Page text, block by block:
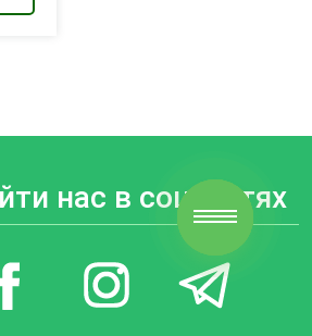
нас в соц. сетях